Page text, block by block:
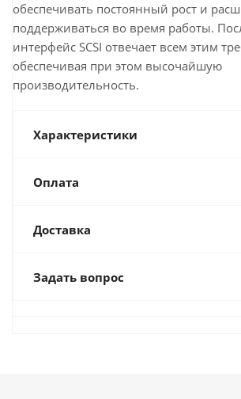
обеспечивать постоянный рост и
поддерживаться во время работы.
интерфейс SCSI отвечает всем этим
обеспечивая при этом высочайшую
производительность.
Характеристики
Оплата
Доставка
Задать вопрос